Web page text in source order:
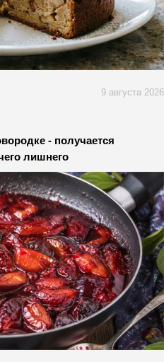
9 августа 2026
- получается
лишнего